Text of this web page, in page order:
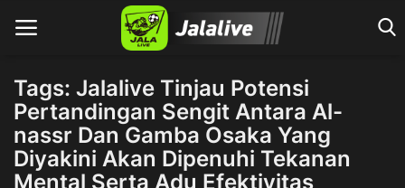
Home
Tags: Jalalive Tinjau Potensi
Pertandingan Sengit Antara Al-
nassr Dan Gamba Osaka Yang
Diyakini Akan Dipenuhi Tekanan
Mental Serta Adu Efektivitas